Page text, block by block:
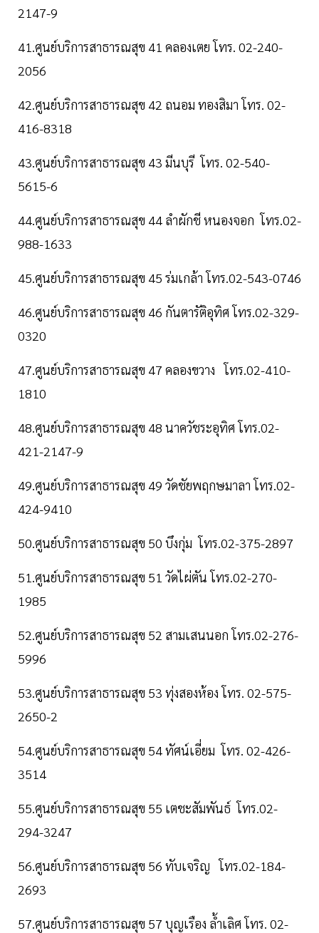
2147-9
41.ศูนย์บริการสาธารณสุข 41 คลองเตย โทร. 02-240-
2056
42.ศูนย์บริการสาธารณสุข 42 ถนอม ทองสิมา โทร. 02-
416-8318
43.ศูนย์บริการสาธารณสุข 43 มีนบุรี โทร. 02-540-
5615-6
44.ศูนย์บริการสาธารณสุข 44 ลำผักชี หนองจอก โทร.02-
988-1633
45.ศูนย์บริการสาธารณสุข 45 ร่มเกล้า โทร.02-543-0746
46.ศูนย์บริการสาธารณสุข 46 กันตารัติอุทิศ โทร.02-329-
0320
47.ศูนย์บริการสาธารณสุข 47 คลองขวาง โทร.02-410-
1810
48.ศูนย์บริการสาธารณสุข 48 นาควัชระอุทิศ โทร.02-
421-2147-9
49.ศูนย์บริการสาธารณสุข 49 วัดชัยพฤกษมาลา โทร.02-
424-9410
50.ศูนย์บริการสาธารณสุข 50 บึงกุ่ม โทร.02-375-2897
51.ศูนย์บริการสาธารณสุข 51 วัดไผ่ตัน โทร.02-270-
1985
52.ศูนย์บริการสาธารณสุข 52 สามเสนนอก โทร.02-276-
5996
53.ศูนย์บริการสาธารณสุข 53 ทุ่งสองห้อง โทร. 02-575-
2650-2
54.ศูนย์บริการสาธารณสุข 54 ทัศน์เอี่ยม โทร. 02-426-
3514
55.ศูนย์บริการสาธารณสุข 55 เตชะสัมพันธ์ โทร.02-
294-3247
56.ศูนย์บริการสาธารณสุข 56 ทับเจริญ โทร.02-184-
2693
57.ศูนย์บริการสาธารณสุข 57 บุญเรือง ล้ำเลิศ โทร. 02-